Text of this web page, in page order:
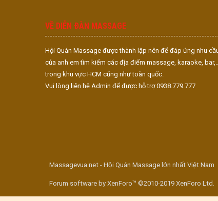
VỀ DIỄN ĐÀN MASSAGE
Hội Quán Massage được thành lập nên để đáp ứng nhu
của anh em tìm kiếm các địa điểm massage, karaoke,
trong khu vực HCM cũng như toàn quốc.
Vui lòng liên hệ Admin để được hỗ trợ 0938.779.777
Massagevua.net - Hội Quán Massage lớn nhất Việt Nam
Forum software by XenForo™ ©2010-2019 XenForo Ltd.